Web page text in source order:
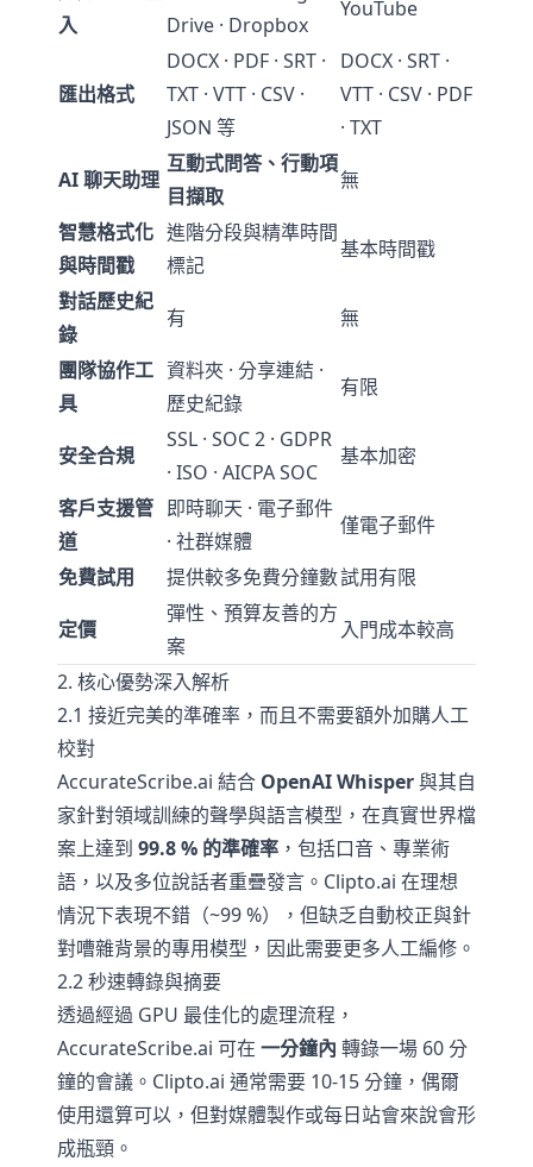
入
Drive · Dropbox
YouTube
匯出格式
DOCX · PDF · SRT ·
TXT · VTT · CSV ·
JSON 等
DOCX · SRT ·
VTT · CSV · PDF
· TXT
AI 聊天助理
互動式問答、行動項
目擷取
無
智慧格式化
與時間戳
進階分段與精準時間
標記
基本時間戳
對話歷史紀
錄
有
無
團隊協作工
具
資料夾 · 分享連結 ·
歷史紀錄
有限
安全合規
SSL · SOC 2 · GDPR
· ISO · AICPA SOC
基本加密
客戶支援管
道
即時聊天 · 電子郵件
· 社群媒體
僅電子郵件
免費試用
提供較多免費分鐘數試用有限
定價
彈性、預算友善的方
案
入門成本較高
2. 核心優勢深入解析
2.1 接近完美的準確率，而且不需要額外加購人工
校對
AccurateScribe.ai 結合 OpenAI Whisper與其自
家針對領域訓練的聲學與語言模型，在真實世界檔
案上達到 99.8 % 的準確率 ，包括口音、專業術
語，以及多位說話者重疊發言。Clipto.ai 在理想
情況下表現不錯（~99 %），但缺乏自動校正與針
對嘈雜背景的專用模型，因此需要更多人工編修。
2.2 秒速轉錄與摘要
透過經過 GPU 最佳化的處理流程，
AccurateScribe.ai 可在 一分鐘內 轉錄一場 60 分
鐘的會議。Clipto.ai 通常需要 10-15 分鐘，偶爾
使用還算可以，但對媒體製作或每日站會來說會形
成瓶頸。